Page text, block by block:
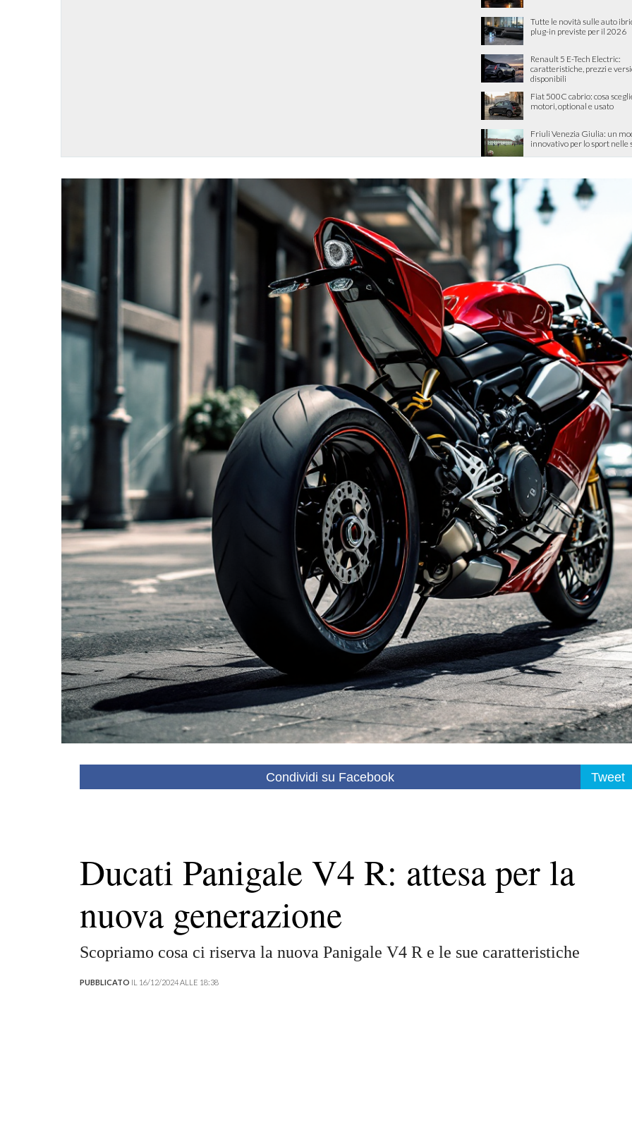
Tutte le novità sulle auto
plug-in previste per il 2026
Renault 5 E-Tech Electric:
caratteristiche, prezzi e
disponibili
Fiat 500C cabrio: cosa
motori, optional e usato
Friuli Venezia Giulia: un
innovativo per lo sport nelle
Condividi su Facebook Tweet
Ducati Panigale V4 R: attesa per la
nuova generazione
Scopriamo cosa ci riserva la nuova Panigale V4 R e le sue caratteristiche
PUBBLICATO IL 16/12/2024 ALLE 18:38